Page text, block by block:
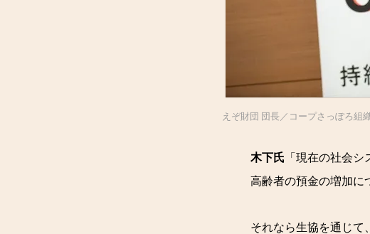
えぞ財団 団長／コープさっぽろ
木下氏 「現在の社会
高齢者の預金の増加に
それなら生協を通じて